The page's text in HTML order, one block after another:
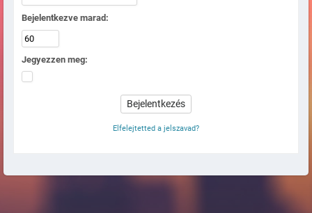
Bejelentkezve marad:
Jegyezzen meg:
Elfelejtetted a jelszavad?